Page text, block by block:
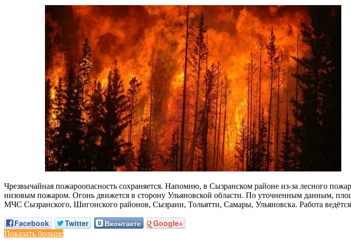
электронную
Чрезвычайная пожароопасность сохраняется. Напомню, в Сызранском районе из-за лесного
низовым пожаром. Огонь движется в сторону Ульяновской области. По уточненным данным,
МЧС Сызранского, Шигонского районов, Сызрани, Тольятти, Самары, Ульяновска. Работа ведётся
Facebook Twitter Вконтакте Google+
Показать больше